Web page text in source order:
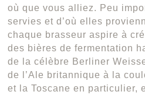
où que vous alliez. Peu
servies et d’où elles
chaque brasseur aspire à
des bières de fermentation
de la célèbre Berliner
de l’Ale britannique à la
et la Toscane en particulier,